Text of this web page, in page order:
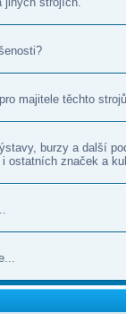
majitele těchto
burzy a další
ostatních značek a